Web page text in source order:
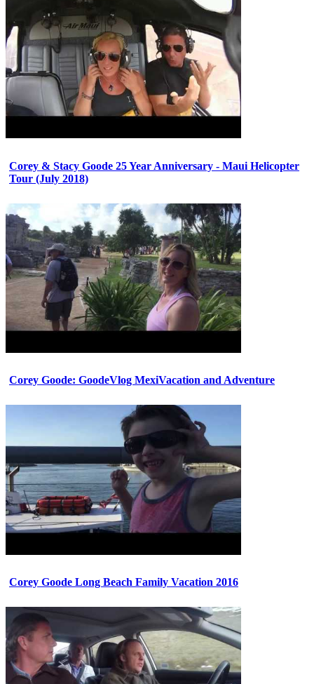
Corey & Stacy Goode 25 Year Anniversary - Maui Helicopter
Tour (July 2018)
Corey Goode: GoodeVlog MexiVacation and Adventure
Corey Goode Long Beach Family Vacation 2016